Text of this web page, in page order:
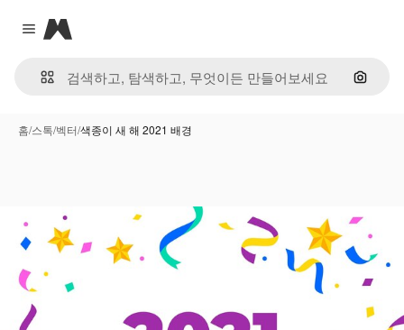
Close menu
Magnific
이미지
홈/스톡/벡터/색종이 새 해 2021 배경